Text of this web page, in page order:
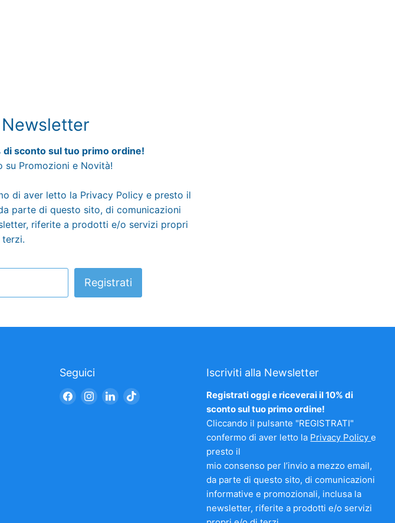
di sconto sul tuo primo ordine!
su Promozioni e Novità!
di aver letto la Privacy Policy e presto il
parte di questo sito, di comunicazioni
riferite a prodotti e/o servizi propri
Registrati
Seguici
TrovaciTrovaciTrovaciTrovaci
Iscriviti alla Newsletter
Registrati oggi e riceverai il 10% di
sconto sul tuo primo ordine!
Cliccando il pulsante "REGISTRATI"
confermo di aver letto la Privacy Policye
presto il
mio consenso per l’invio a mezzo email,
da parte di questo sito, di comunicazioni
informative e promozionali, inclusa la
newsletter, riferite a prodotti e/o servizi